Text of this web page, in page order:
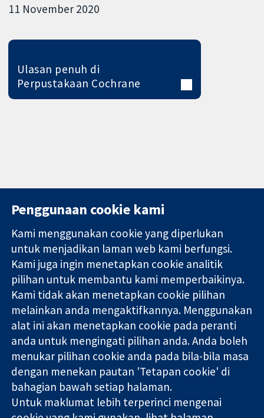
11 November 2020
Ulasan penuh di
Perpustakaan Cochrane
Bukti yang
dipercayai.
keputusan
termaklum
Kesihatan yang
lebih baik
11-13 Cavendish
Square
London
W1G 0AN
United Kingdom
Hubungi kita
Berita
Pejabat
akhbar
Perihal Kami
Pekerjaan
Cochrane
Library
Kolaborasi Cochrane ialah sebuah badan amal (no. 1045921) dan
sebuah syarikat terhad oleh jaminan (no. 03044323) yang
berdaftar di England & Wales. Nombor pendaftaran VAT GB 718
Penggunaan cookie kami
Kami menggunakan cookie yang diperlukan
untuk menjadikan laman web kami berfungsi.
Kami juga ingin menetapkan cookie analitik
pilihan untuk membantu kami memperbaikinya.
Kami tidak akan menetapkan cookie pilihan
melainkan anda mengaktifkannya. Menggunakan
alat ini akan menetapkan cookie pada peranti
anda untuk mengingati pilihan anda. Anda boleh
menukar pilihan cookie anda pada bila-bila masa
dengan menekan pautan 'Tetapan cookie' di
bahagian bawah setiap halaman.
Untuk maklumat lebih terperinci mengenai